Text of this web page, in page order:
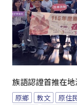
族語認證首推在
原鄉 教文 原住